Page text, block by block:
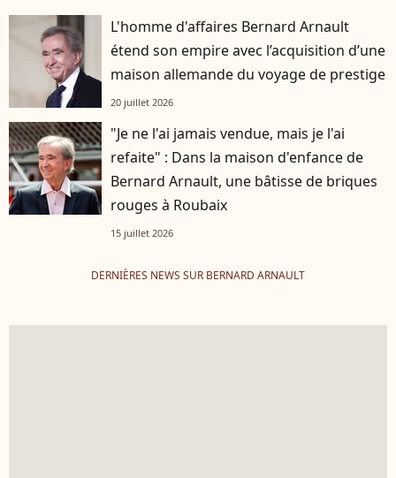
L'homme d'affaires Bernard Arnault
étend son empire avec l’acquisition d’une
maison allemande du voyage de prestige
20 juillet 2026
"Je ne l'ai jamais vendue, mais je l'ai
refaite" : Dans la maison d'enfance de
Bernard Arnault, une bâtisse de briques
rouges à Roubaix
15 juillet 2026
DERNIÈRES NEWS SUR BERNARD ARNAULT